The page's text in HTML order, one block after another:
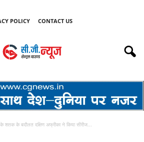
POLICY CONTACT US
के शतक के बदौलत दक्षिण अफ्रीका ने किया सीरीज...